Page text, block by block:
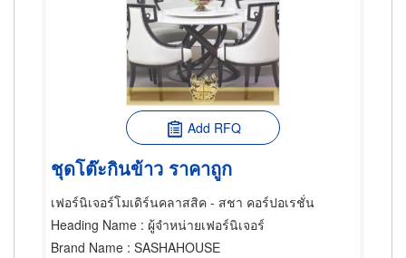
Add RFQ
ชุดโต๊ะกินข้าว ราคาถูก
เฟอร์นิเจอร์โมเดิร์นคลาสสิค - สชา คอร์ปอเรชั่น
Heading Name : ผู้จำหน่ายเฟอร์นิเจอร์
Brand Name : SASHAHOUSE